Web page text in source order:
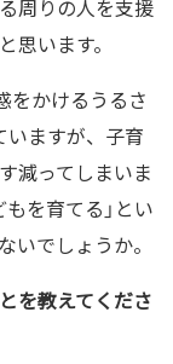
周りの人を支援
います。
をかけるうるさ
いますが、子育
減ってしまいま
を育てる」とい
いでしょうか。
を教えてくださ